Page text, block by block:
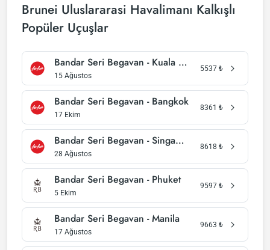
Brunei Uluslararasi Havalimanı Kalkışlı
Popüler Uçuşlar
Bandar Seri Begavan - Kuala Lumpur
15 Ağustos
5537 ₺
Bandar Seri Begavan - Bangkok
17 Ekim
8361 ₺
Bandar Seri Begavan - Singapur
28 Ağustos
8618 ₺
Bandar Seri Begavan - Phuket
5 Ekim
9597 ₺
Bandar Seri Begavan - Manila
17 Ağustos
9663 ₺